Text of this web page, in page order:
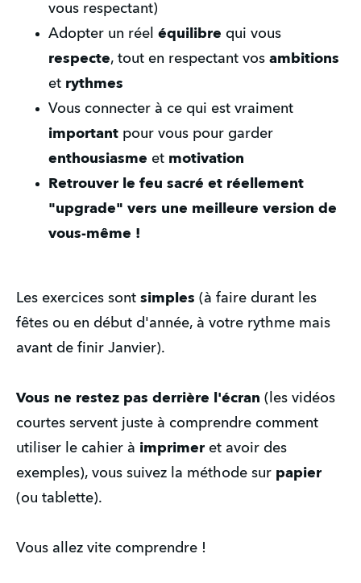
vous respectant)
Adopter un réel équilibre
respecte, tout en respectant vos ambitions
et rythmes
important
enthousiasme et motivation
Retrouver le feu sacré et réellement
"upgrade" vers une meilleure version de
vous-même !
Les exercices sont simples (à faire durant les
fêtes ou en début d'année, à votre rythme mais
avant de finir Janvier).
Vous ne restez pas derrière l'écran (les vidéos
courtes servent juste à comprendre comment
utiliser le cahier à imprimer et avoir des
exemples), vous suivez la méthode sur papier
(ou tablette).
Vous allez vite comprendre !